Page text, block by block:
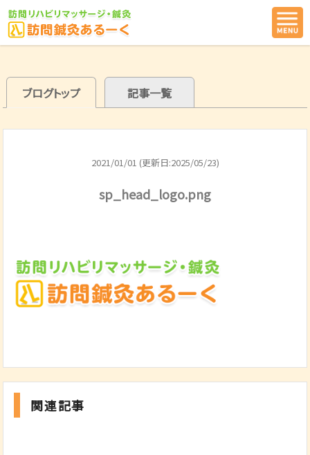
ブログトップ 記事一覧
2021/01/01 (更新日:2025/05/23)
sp_head_logo.png
関連記事